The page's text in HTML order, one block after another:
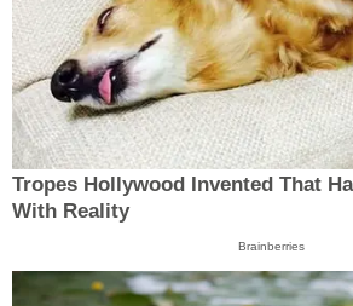
Tropes Hollywood Invented That
With Reality
Brainberries